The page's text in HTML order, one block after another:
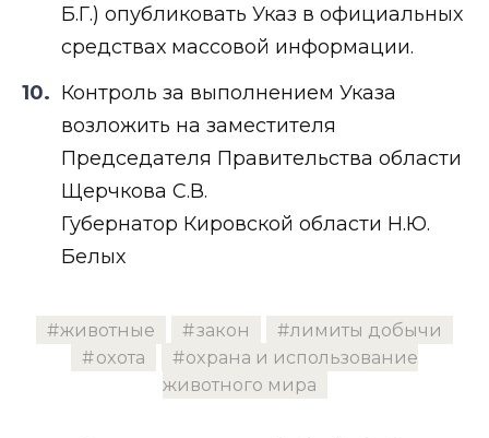
Б.Г.) опубликовать Указ в официальных
средствах массовой информации.
Контроль за выполнением Указа
возложить на заместителя
Председателя Правительства области
Щерчкова С.В.
Губернатор Кировской области Н.Ю.
Белых
животные закон
лимиты добычи
охота
охрана и использование
животного мира